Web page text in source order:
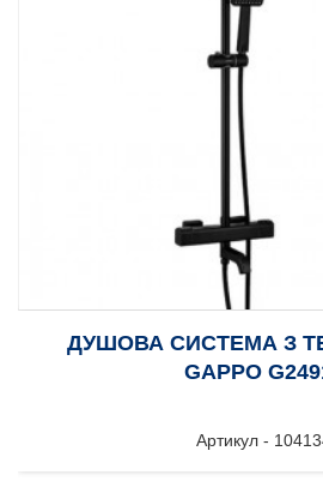
ДУШОВА СИСТЕМА З
GAPPO
Артикул -